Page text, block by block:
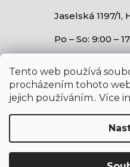
Tento web používá
procházením tohoto
jejich používáním.. Více
Jaselská 1197/1,
Po – So: 9:00 –
Stramis.cz všechna